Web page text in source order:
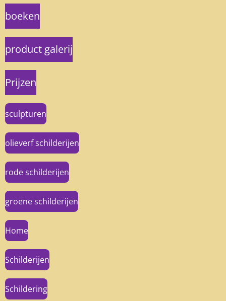
boeken
product galerij
Prijzen
sculpturen
olieverf schilderijen
rode schilderijen
groene schilderijen
Home
Schilderijen
Schildering